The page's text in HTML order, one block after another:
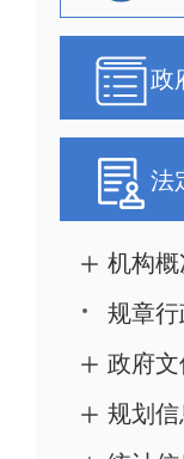
政
法
机构概
规章
政府
规划信